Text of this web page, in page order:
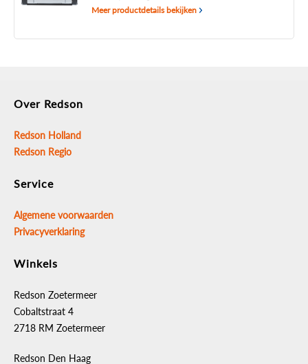
Meer productdetails bekijken
Over Redson
Redson Holland
Redson Regio
Service
Algemene voorwaarden
Privacyverklaring
Winkels
Redson Zoetermeer
Cobaltstraat 4
2718 RM Zoetermeer
Redson Den Haag